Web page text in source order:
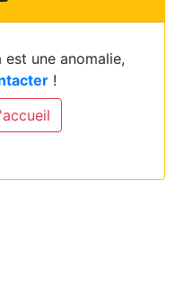
une anomalie,
!